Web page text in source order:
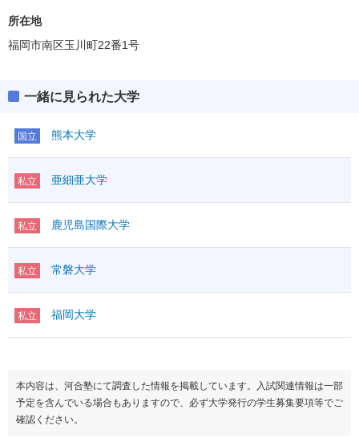
所在地
福岡市南区玉川町22番1号
一緒に見られた大学
国立 熊本大学
私立 亜細亜大学
私立 鹿児島国際大学
私立 常磐大学
私立 福岡大学
本内容は、河合塾にて調査した情報を掲載しています。入試関連情報は一部
予定を含んでいる場合もありますので、必ず大学発行の学生募集要項等でご
確認ください。